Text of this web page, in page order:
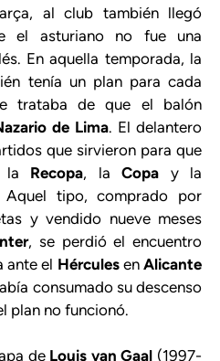
al club también llegó
el asturiano no fue una
En aquella temporada, la
tenía un plan para cada
trataba de que el balón
de Lima. El delantero
que sirvieron para que
la Recopa, laCopa y la
Aquel tipo, comprado por
y vendido nueve meses
, se perdió el encuentro
ante el Hérculesen Alicante
consumado su descenso
plan no funcionó.
de Louis van Gaal (1997-